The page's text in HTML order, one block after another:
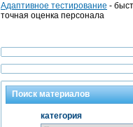
Адаптивное тестирование -
точная оценка персонала
Поиск материалов
категория